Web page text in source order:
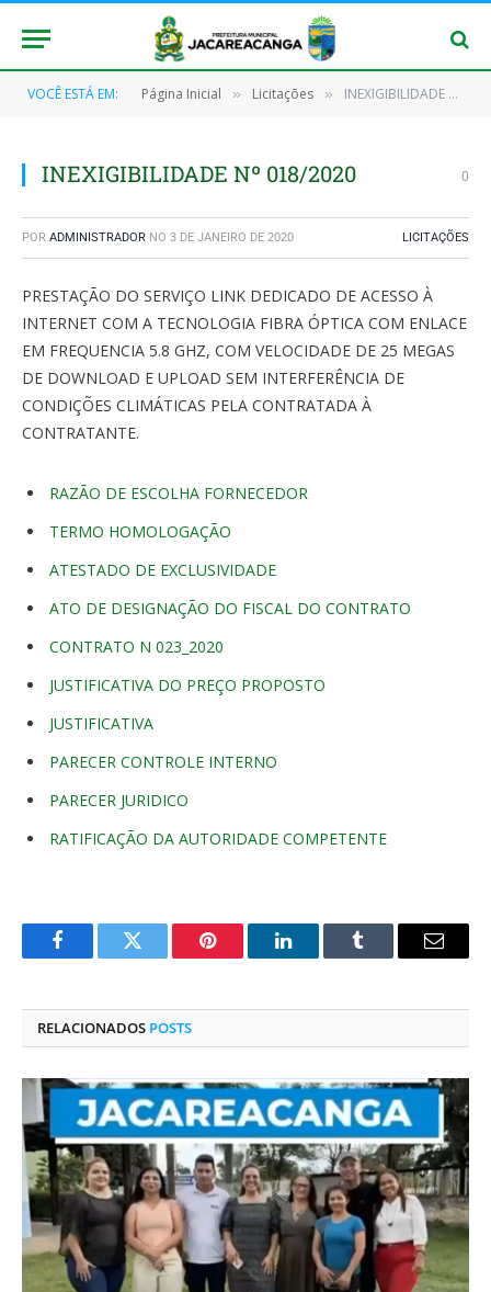
VOCÊ ESTÁ EM: Página Inicial » Licitações » INEXIGIBILIDADE Nº 018/2020
INEXIGIBILIDADE Nº 018/2020 0
POR ADMINISTRADOR NO 3 DE JANEIRO DE 2020 LICITAÇÕES
PRESTAÇÃO DO SERVIÇO LINK DEDICADO DE ACESSO À
INTERNET COM A TECNOLOGIA FIBRA ÓPTICA COM ENLACE
EM FREQUENCIA 5.8 GHZ, COM VELOCIDADE DE 25 MEGAS
DE DOWNLOAD E UPLOAD SEM INTERFERÊNCIA DE
CONDIÇÕES CLIMÁTICAS PELA CONTRATADA À
CONTRATANTE.
RAZÃO DE ESCOLHA FORNECEDOR
TERMO HOMOLOGAÇÃO
ATESTADO DE EXCLUSIVIDADE
ATO DE DESIGNAÇÃO DO FISCAL DO CONTRATO
CONTRATO N 023_2020
JUSTIFICATIVA DO PREÇO PROPOSTO
JUSTIFICATIVA
PARECER CONTROLE INTERNO
PARECER JURIDICO
RATIFICAÇÃO DA AUTORIDADE COMPETENTE
FacebookTwitter Pinterest O
Tumblr
E-
RELACIONADOS POSTS